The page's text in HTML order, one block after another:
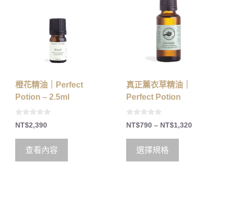
橙花精油｜Perfect
Potion – 2.5ml
0
o
5
NT$2,390
查看內容
真正薰衣草精油｜
Perfect Potion
0
o
5
NT$790 – NT$1,320
選擇規格